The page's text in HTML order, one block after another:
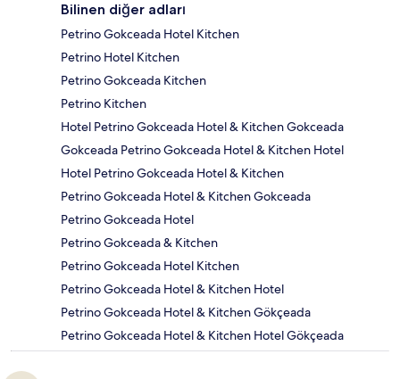
Bilinen diğer adları
Petrino Gokceada Hotel Kitchen
Petrino Hotel Kitchen
Petrino Gokceada Kitchen
Petrino Kitchen
Hotel Petrino Gokceada Hotel & Kitchen Gokceada
Gokceada Petrino Gokceada Hotel & Kitchen Hotel
Hotel Petrino Gokceada Hotel & Kitchen
Petrino Gokceada Hotel & Kitchen Gokceada
Petrino Gokceada Hotel
Petrino Gokceada & Kitchen
Petrino Gokceada Hotel Kitchen
Petrino Gokceada Hotel & Kitchen Hotel
Petrino Gokceada Hotel & Kitchen Gökçeada
Petrino Gokceada Hotel & Kitchen Hotel Gökçeada